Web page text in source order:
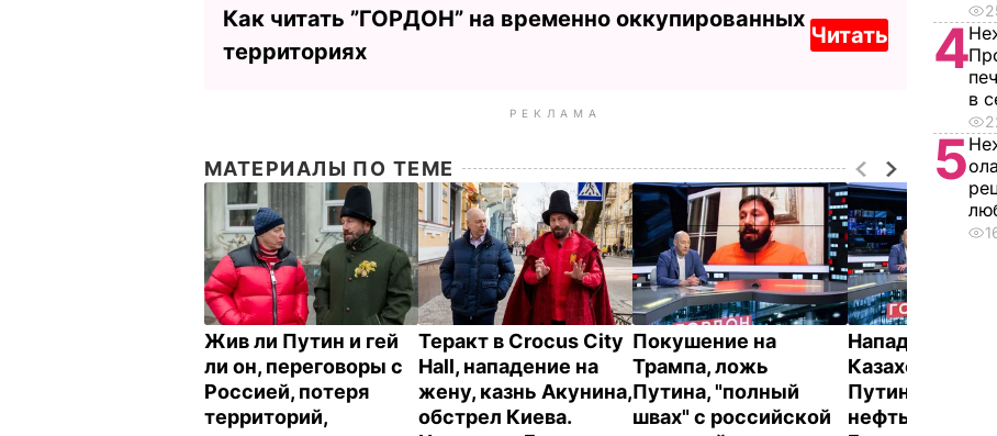
Как читать ”ГОРДОН” на временно оккупированных
территориях
Читать
РЕКЛАМА
МАТЕРИАЛЫ ПО ТЕМЕ
Жив ли Путин и гей
ли он, переговоры с
Россией, потеря
территорий,
Теракт в Crocus City
Hall, нападение на
жену, казнь Акунина,
обстрел Киева.
Покушение на
Трампа, ложь
Путина, "полный
швах" с российской
Нападение РФ
Казахстан,
Путину, обвал
нефть.
4
в
5